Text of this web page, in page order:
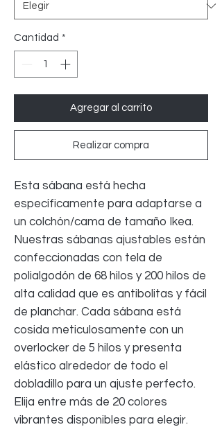
Cantidad *
Agregar al carrito
Realizar compra
Esta sábana está hecha
específicamente para adaptarse a
un colchón/cama de tamaño Ikea.
Nuestras sábanas ajustables están
confeccionadas con tela de
polialgodón de 68 hilos y 200 hilos de
alta calidad que es antibolitas y fácil
de planchar. Cada sábana está
cosida meticulosamente con un
overlocker de 5 hilos y presenta
elástico alrededor de todo el
dobladillo para un ajuste perfecto.
Elija entre más de 20 colores
vibrantes disponibles para elegir.